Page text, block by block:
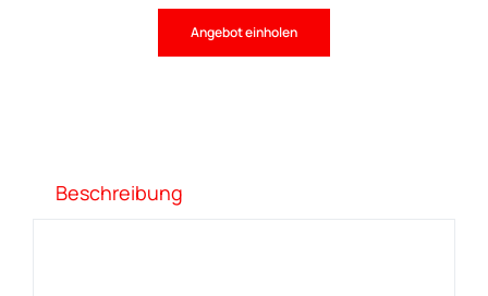
Angebot einholen
Beschreibung